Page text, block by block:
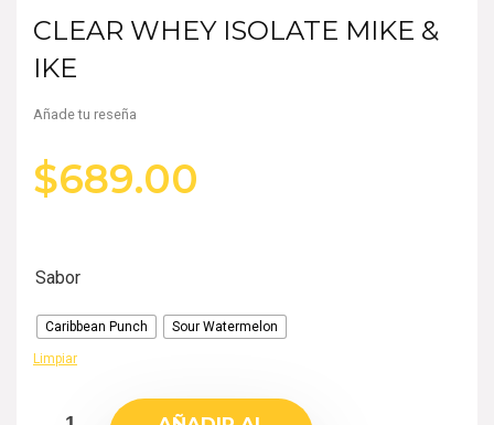
CLEAR WHEY ISOLATE MIKE &
IKE
Añade tu reseña
$689.00
Sabor
Caribbean Punch Sour Watermelon
Limpiar